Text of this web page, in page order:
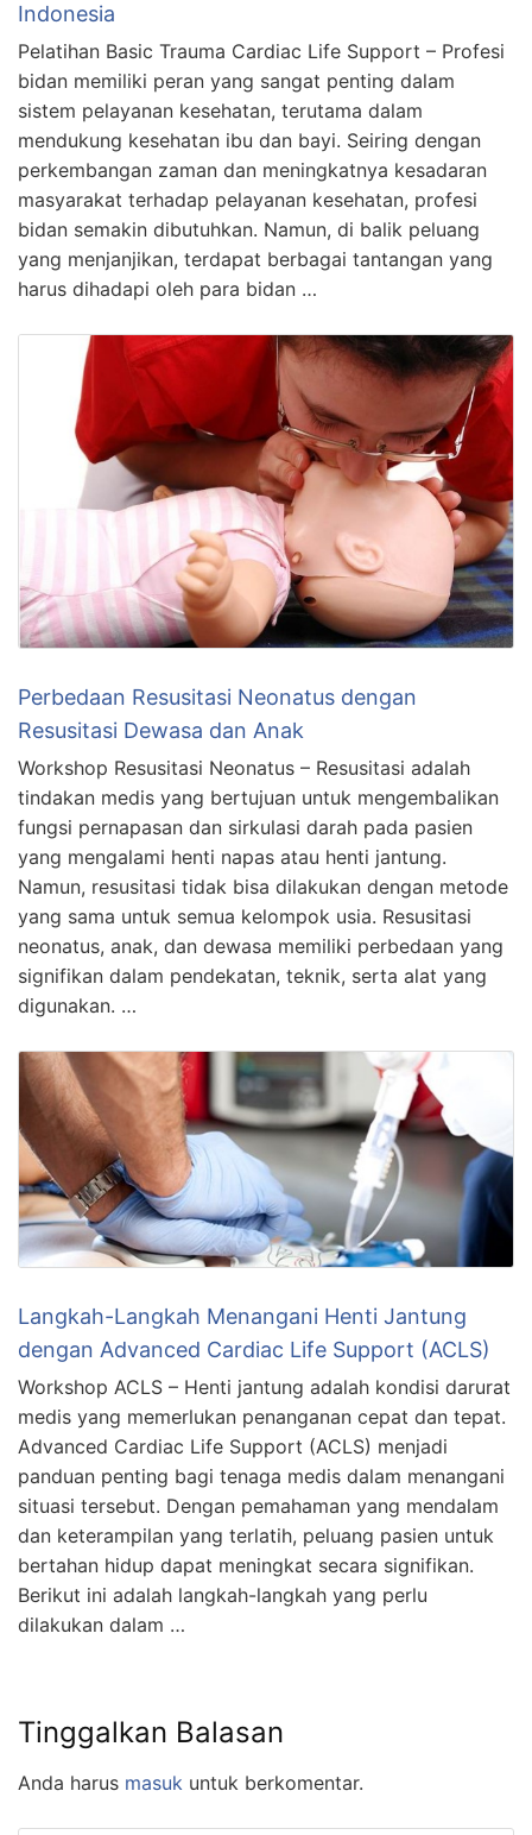
Indonesia
Pelatihan Basic Trauma Cardiac Life Support – Profesi
bidan memiliki peran yang sangat penting dalam
sistem pelayanan kesehatan, terutama dalam
mendukung kesehatan ibu dan bayi. Seiring dengan
perkembangan zaman dan meningkatnya kesadaran
masyarakat terhadap pelayanan kesehatan, profesi
bidan semakin dibutuhkan. Namun, di balik peluang
yang menjanjikan, terdapat berbagai tantangan yang
harus dihadapi oleh para bidan …
Perbedaan Resusitasi Neonatus dengan
Resusitasi Dewasa dan Anak
Workshop Resusitasi Neonatus – Resusitasi adalah
tindakan medis yang bertujuan untuk mengembalikan
fungsi pernapasan dan sirkulasi darah pada pasien
yang mengalami henti napas atau henti jantung.
Namun, resusitasi tidak bisa dilakukan dengan metode
yang sama untuk semua kelompok usia. Resusitasi
neonatus, anak, dan dewasa memiliki perbedaan yang
signifikan dalam pendekatan, teknik, serta alat yang
digunakan. …
Langkah-Langkah Menangani Henti Jantung
dengan Advanced Cardiac Life Support (ACLS)
Workshop ACLS – Henti jantung adalah kondisi darurat
medis yang memerlukan penanganan cepat dan tepat.
Advanced Cardiac Life Support (ACLS) menjadi
panduan penting bagi tenaga medis dalam menangani
situasi tersebut. Dengan pemahaman yang mendalam
dan keterampilan yang terlatih, peluang pasien untuk
bertahan hidup dapat meningkat secara signifikan.
Berikut ini adalah langkah-langkah yang perlu
dilakukan dalam …
Tinggalkan Balasan
Anda harus masuk untuk berkomentar.